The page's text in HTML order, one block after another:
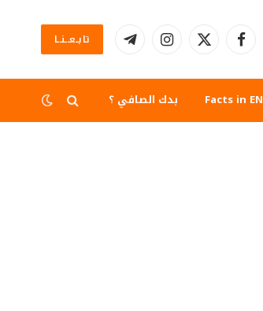
فيسبوكX الانستغرامتيلقرام تابــعــنــا
Facts in EN بدك الصافي ؟